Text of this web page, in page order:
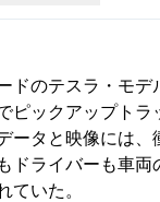
ドのテスラ・モデ
ピックアップトラ
ータと映像には、
ドライバーも車両
ていた。